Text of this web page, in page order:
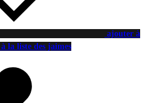
ajouter à
la liste des jaimes